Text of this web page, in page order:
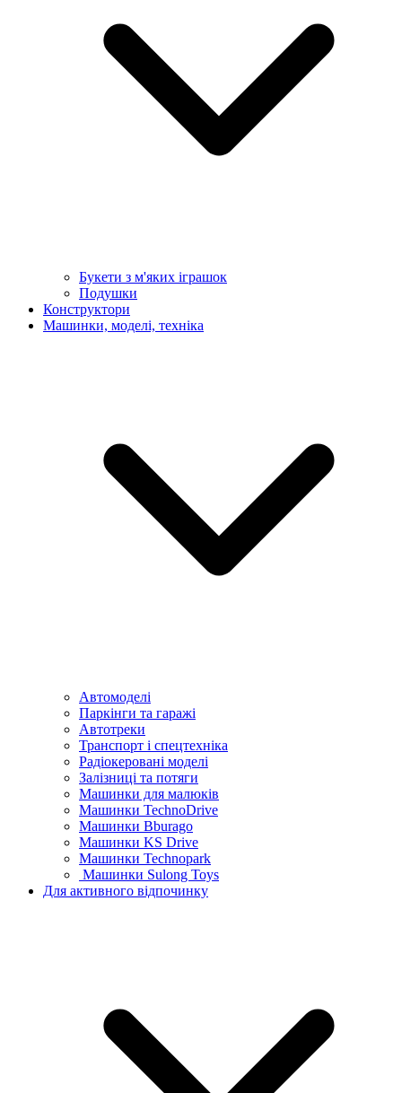
Букети з м'яких іграшок
Подушки
Конструктори
Машинки, моделі, техніка
Автомоделі
Паркінги та гаражі
Автотреки
Транспорт і спецтехніка
Радіокеровані моделі
Залізниці та потяги
Машинки для малюків
Машинки TechnoDrive
Машинки Bburago
Машинки KS Drive
Машинки Technopark
Машинки Sulong Toys
Для активного відпочинку